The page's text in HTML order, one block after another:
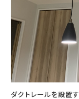
ダクトレールを設置